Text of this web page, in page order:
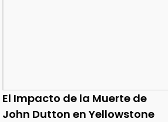
El Impacto de la Muerte de
John Dutton en Yellowstone